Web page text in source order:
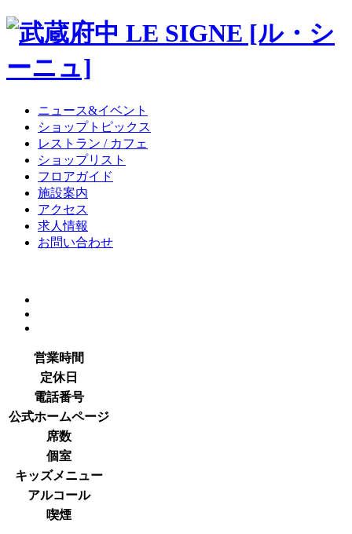
ニュース&イベント
ショップトピックス
レストラン / カフェ
ショップリスト
フロアガイド
施設案内
アクセス
求人情報
お問い合わせ
営業時間
定休日
電話番号
公式ホームページ
席数
個室
キッズメニュー
アルコール
喫煙